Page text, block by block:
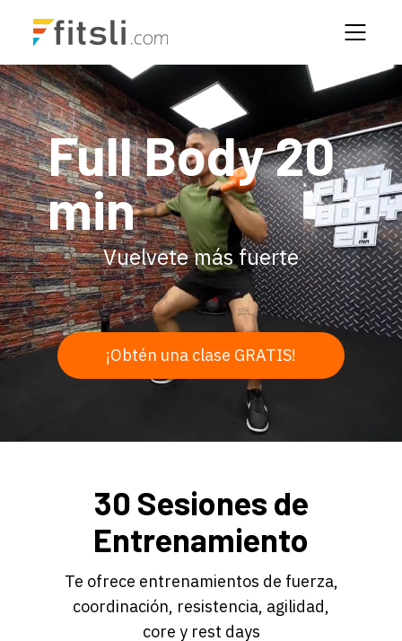
Full Body 20
min
Vuelvete más fuerte
¡Obtén una clase GRATIS!
30 Sesiones de
Entrenamiento
Te ofrece entrenamientos de fuerza,
coordinación, resistencia, agilidad,
core y rest days